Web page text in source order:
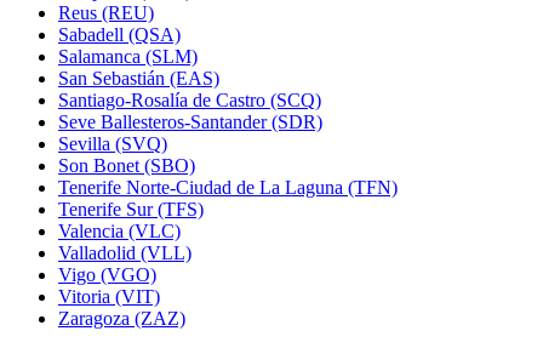
Reus (REU)
Sabadell (QSA)
Salamanca (SLM)
San Sebastián (EAS)
Santiago-Rosalía de Castro (SCQ)
Seve Ballesteros-Santander (SDR)
Sevilla (SVQ)
Son Bonet (SBO)
Tenerife Norte-Ciudad de La Laguna (TFN)
Tenerife Sur (TFS)
Valencia (VLC)
Valladolid (VLL)
Vigo (VGO)
Vitoria (VIT)
Zaragoza (ZAZ)